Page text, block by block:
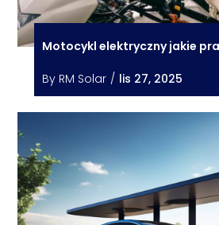
Motocykl elektryczny jakie
By RM Solar / lis 27, 2025